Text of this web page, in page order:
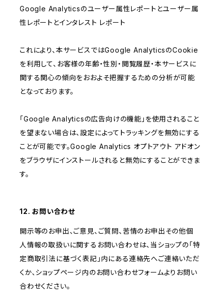
Google Analyticsのユーザー属性レポートとユーザー属
性レポートとインタレスト レポート
これにより、本サービスではGoogle AnalyticsのCookie
を利用して、お客様の年齢・性別・閲覧履歴・本サービスに
関する関心の傾向をおおよそ把握するための分析が可能
となっております。
「Google Analyticsの広告向けの機能」を使用されること
を望まない場合は、設定によってトラッキングを無効にする
ことが可能です。Google Analytics オプトアウト アドオン
をブラウザにインストールされると無効にすることができま
す。
12. お問い合わせ
開示等のお申出、ご意見、ご質問、苦情のお申出その他個
人情報の取扱いに関するお問い合わせは、当ショップの「特
定商取引法に基づく表記」内にある連絡先へご連絡いただ
くか、ショップページ内のお問い合わせフォームよりお問い
合わせください。